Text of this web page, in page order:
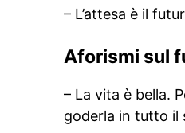
– L’attesa è il
Aforismi sul
– La vita è bella.
goderla in tutto il